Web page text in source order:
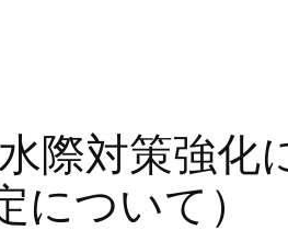
際対策強化
ついて）